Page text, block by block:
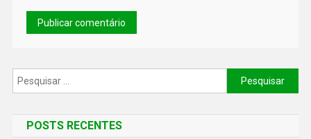
POSTS RECENTES